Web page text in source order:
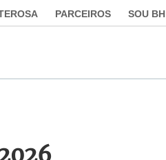
PARCEIROS SOU BH